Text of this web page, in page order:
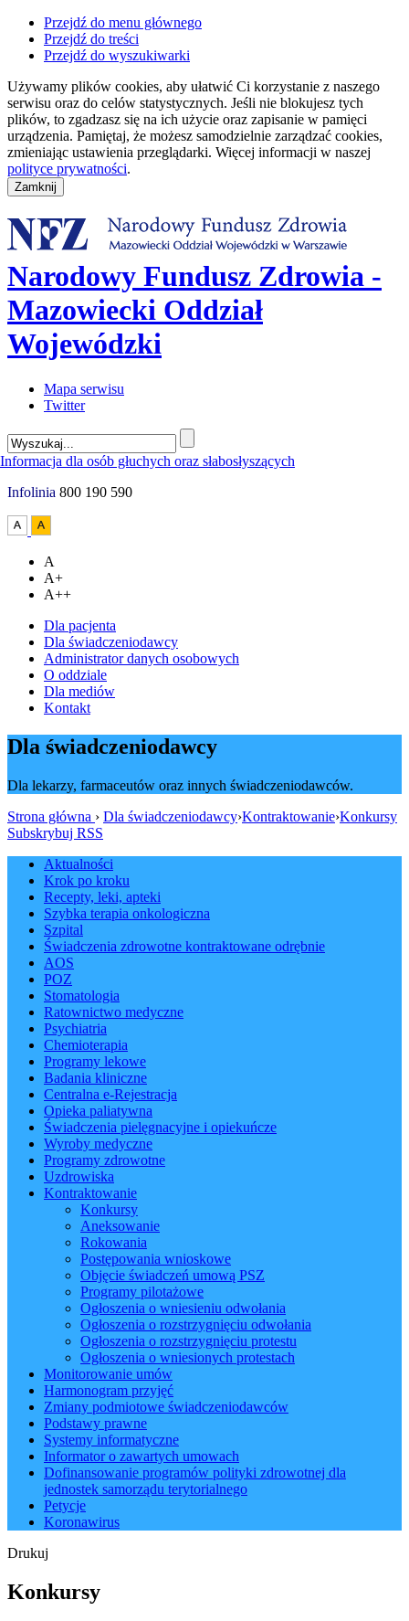
Przejdź do menu głównego
Przejdź do treści
Przejdź do wyszukiwarki
Używamy plików cookies, aby ułatwić Ci korzystanie z naszego
serwisu oraz do celów statystycznych. Jeśli nie blokujesz tych
plików, to zgadzasz się na ich użycie oraz zapisanie w pamięci
urządzenia. Pamiętaj, że możesz samodzielnie zarządzać cookies,
zmieniając ustawienia przeglądarki. Więcej informacji w naszej
polityce prywatności.
Narodowy Fundusz Zdrowia -
Mazowiecki Oddział
Wojewódzki
Mapa serwisu
Twitter
Infolinia 800 190 590
A
A+
A++
Dla pacjenta
Dla świadczeniodawcy
Administrator danych osobowych
O oddziale
Dla mediów
Kontakt
Dla świadczeniodawcy
Dla lekarzy, farmaceutów oraz innych świadczeniodawców.
Strona główna › Dla świadczeniodawcy›Kontraktowanie›Konkursy
Subskrybuj RSS
Aktualności
Krok po kroku
Recepty, leki, apteki
Szybka terapia onkologiczna
Szpital
Świadczenia zdrowotne kontraktowane odrębnie
AOS
POZ
Stomatologia
Ratownictwo medyczne
Psychiatria
Chemioterapia
Programy lekowe
Badania kliniczne
Centralna e-Rejestracja
Opieka paliatywna
Świadczenia pielęgnacyjne i opiekuńcze
Wyroby medyczne
Programy zdrowotne
Uzdrowiska
Kontraktowanie
Konkursy
Aneksowanie
Rokowania
Postępowania wnioskowe
Objęcie świadczeń umową PSZ
Programy pilotażowe
Ogłoszenia o wniesieniu odwołania
Ogłoszenia o rozstrzygnięciu odwołania
Ogłoszenia o rozstrzygnięciu protestu
Ogłoszenia o wniesionych protestach
Monitorowanie umów
Harmonogram przyjęć
Zmiany podmiotowe świadczeniodawców
Podstawy prawne
Systemy informatyczne
Informator o zawartych umowach
Dofinansowanie programów polityki zdrowotnej dla
jednostek samorządu terytorialnego
Petycje
Koronawirus
Drukuj
Konkursy